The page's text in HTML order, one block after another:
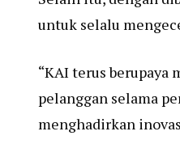
untuk selalu
“KAI terus berupaya
pelanggan selama
menghadirkan